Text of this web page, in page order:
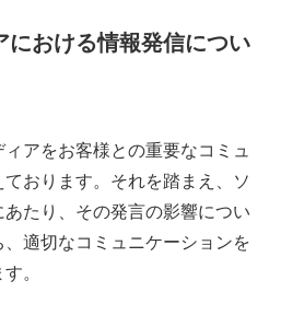
における情報発信につい
アをお客様との重要なコミュ
おります。それを踏まえ、ソ
たり、その発言の影響につい
適切なコミュニケーションを
。